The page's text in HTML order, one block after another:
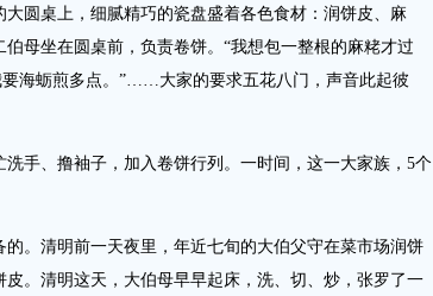
圆桌上，细腻精巧的瓷盘盛着各色食材：润饼皮、麻
母坐在圆桌前，负责卷饼。“我想包一整根的麻粩才过
要海蛎煎多点。”……大家的要求五花八门，声音此起彼
、撸袖子，加入卷饼行列。一时间，这一大家族，5个
清明前一天夜里，年近七旬的大伯父守在菜市场润饼
。清明这天，大伯母早早起床，洗、切、炒，张罗了一